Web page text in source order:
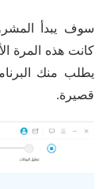
سوف يبدأ
كانت هذه المرة
يطلب منك
قصيرة.